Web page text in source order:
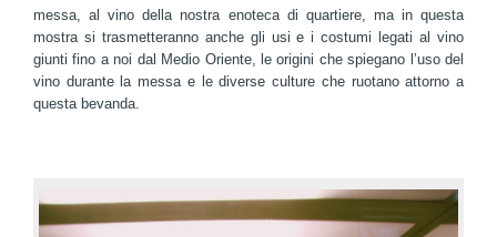
messa, al vino della nostra enoteca di quartiere, ma in questa
mostra si trasmetteranno anche gli usi e i costumi legati al vino
giunti fino a noi dal Medio Oriente, le origini che spiegano l’uso del
vino durante la messa e le diverse culture che ruotano attorno a
questa bevanda.